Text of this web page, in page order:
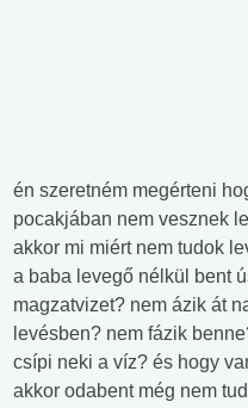
én szeretném megérteni
pocakjában nem vesznek
akkor mi miért nem tudok
a baba levegő nélkül bent
magzatvizet? nem ázik át
levésben? nem fázik
csípi neki a víz? és hogy
akkor odabent még nem